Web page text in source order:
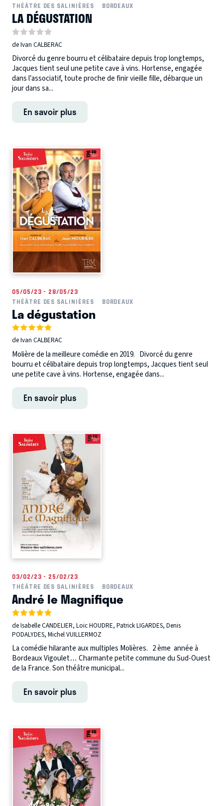
THÉÂTRE DES SALINIÈRES
BORDEAUX
LA DÉGUSTATION
de Ivan CALBERAC
Divorcé du genre bourru et célibataire depuis trop longtemps,
Jacques tient seul une petite cave à vins. Hortense, engagée
dans l’associatif, toute proche de finir vieille fille, débarque un
jour dans sa...
En savoir plus
05/05/23 - 28/05/23
THÉÂTRE DES SALINIÈRES
BORDEAUX
La dégustation
de Ivan CALBERAC
Molière de la meilleure comédie en 2019. Divorcé du genre
bourru et célibataire depuis trop longtemps, Jacques tient seul
une petite cave à vins. Hortense, engagée dans...
En savoir plus
03/02/23 - 25/02/23
THÉÂTRE DES SALINIÈRES
BORDEAUX
André le Magnifique
de Isabelle CANDELIER, Loic HOUDRE, Patrick LIGARDES, Denis
PODALYDES, Michel VUILLERMOZ
La comédie hilarante aux multiples Molières. 2 ème année à
Bordeaux Vigoulet… Charmante petite commune du Sud-Ouest
de la France. Son théâtre municipal...
En savoir plus